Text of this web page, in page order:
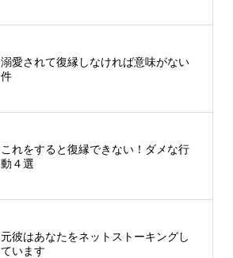
溺愛されて復縁しなければ意味がない
件
これをすると復縁できない！ダメな行
動４選
元彼はあなたをネットストーキングし
ています